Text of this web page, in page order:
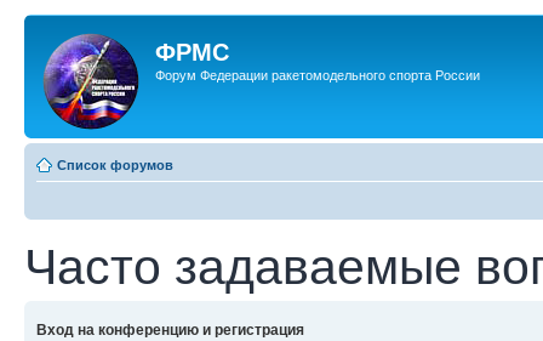
ФРМС
Форум Федерации ракетомодельного спорта России
Список форумов
Часто задаваемые
Вход на конференцию и регистрация